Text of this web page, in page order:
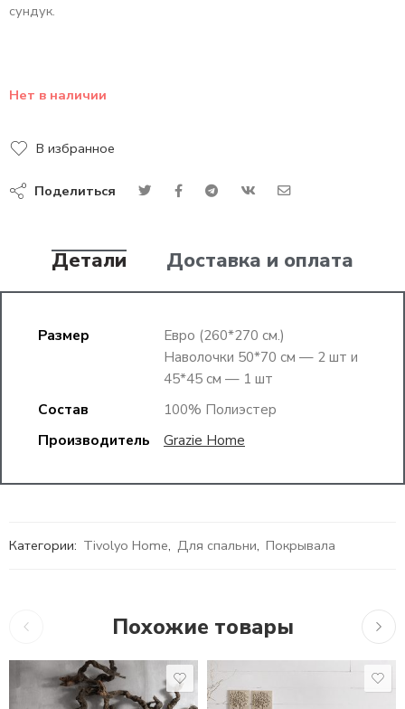
сундук.
Нет в наличии
В избранное
Поделиться
Детали Доставка и оплата
Размер
Евро (260*270 см.)
Наволочки 50*70 см — 2 шт и
45*45 см — 1 шт
Состав
100% Полиэстер
Производитель
Grazie Home
Категории: Tivolyo Home, Для спальни, Покрывала
Похожие товары